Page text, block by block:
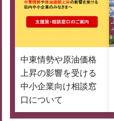
中東情勢や原油価格
上昇の影響を受ける
中小企業向け相談窓
口について